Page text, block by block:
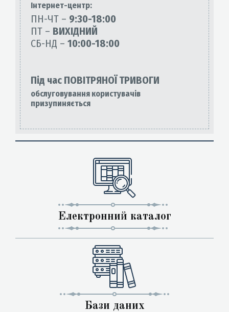
Інтернет-центр:
ПН-ЧТ – 9:30-18:00
ПТ – ВИХІДНИЙ
СБ-НД – 10:00-18:00
Під час ПОВІТРЯНОЇ ТРИВОГИ
обслуговування користувачів
призупиняється
Електронний каталог
Бази даних